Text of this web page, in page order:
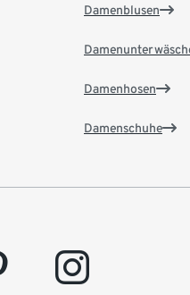
Damenblusen
Damenhosen
Damenschuhe
instagram